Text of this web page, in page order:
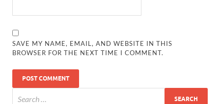
SAVE MY NAME, EMAIL, AND WEBSITE IN THIS
BROWSER FOR THE NEXT TIME I COMMENT.